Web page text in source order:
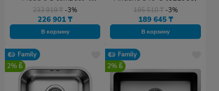
антрацит (513473)
233 919₸ -3%
226 901₸
В корзину
195 510₸ -3%
189 645 ₸
В корзину
Family
2%
Family
2%